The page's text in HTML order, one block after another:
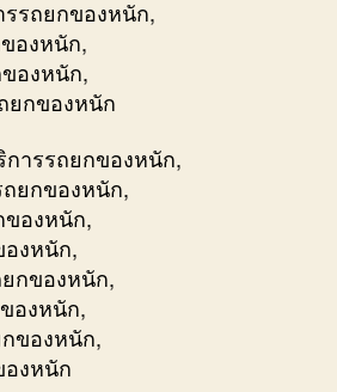
รถยกของหนัก,
องหนัก,
องหนัก,
ยกของหนัก
ารรถยกของหนัก,
ถยกของหนัก,
องหนัก,
งหนัก,
กของหนัก,
องหนัก,
ของหนัก,
งหนัก